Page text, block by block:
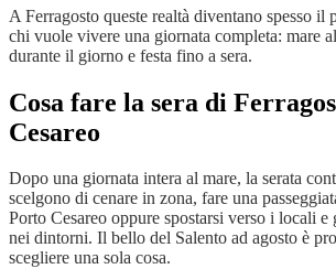
A Ferragosto queste realtà diventano spesso il
chi vuole vivere una giornata completa: mare
durante il giorno e festa fino a sera.
Cosa fare la sera di
Cesareo
Dopo una giornata intera al mare, la serata
scelgono di cenare in zona, fare una
Porto Cesareo oppure spostarsi verso i locali
nei dintorni. Il bello del Salento ad agosto è
scegliere una sola cosa.